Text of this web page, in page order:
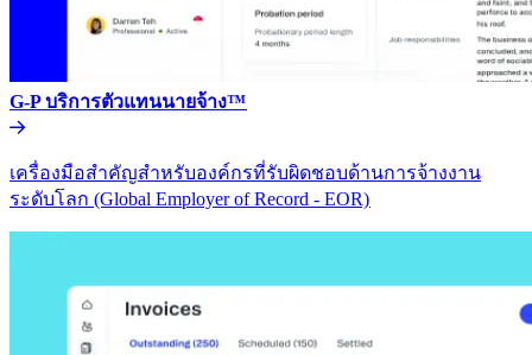
G-P บริการตัวแทนนายจ้าง™​​
เครื่องมือสำคัญสำหรับองค์กรที่รับผิดชอบด้านการจ้างงาน
ระดับโลก (Global Employer of Record - EOR)​​